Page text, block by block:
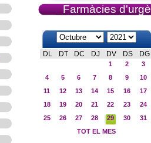
Farmàcies
DL DT DC DJ DV DS DG
1 2
3
4
5 6 7 8 9
10
11
12 13 14 15 16
17
18
19 20 21 22 23
24
25
26 27 28 29 30
31
TOT EL MES